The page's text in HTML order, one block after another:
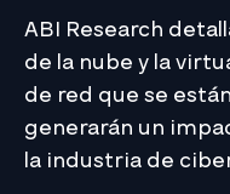
ABI Research
de la nube y la
de red que se
generarán un
la industria de